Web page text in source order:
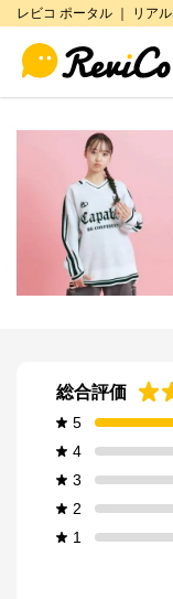
レビコ ポータル ｜ リア
総合評価
5
4
3
2
1